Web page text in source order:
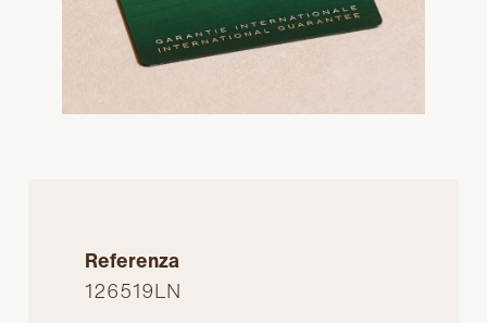
Referenza
126519LN